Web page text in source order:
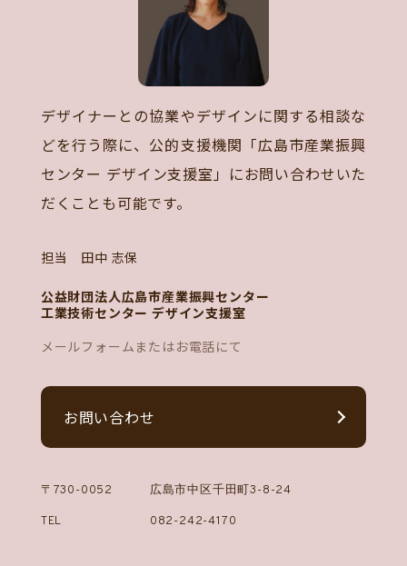
デザイナーとの協業やデザインに関する相談な
どを行う際に、公的支援機関「広島市産業振興
センター デザイン支援室」にお問い合わせいた
だくことも可能です。
担当 田中 志保
公益財団法人広島市産業振興センター
工業技術センター デザイン支援室
メールフォームまたはお電話にて
お問い合わせ
〒730-0052 広島市中区千田町3-8-24
TEL 082-242-4170